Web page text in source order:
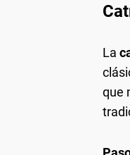
La
que